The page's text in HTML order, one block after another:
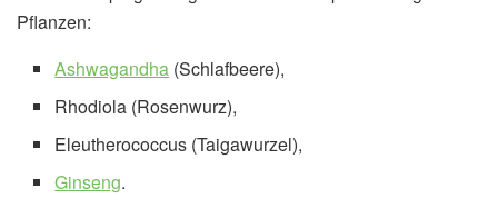
Pflanzen:
Ashwagandha (Schlafbeere),
Rhodiola (Rosenwurz),
Eleutherococcus (Taigawurzel),
Ginseng.